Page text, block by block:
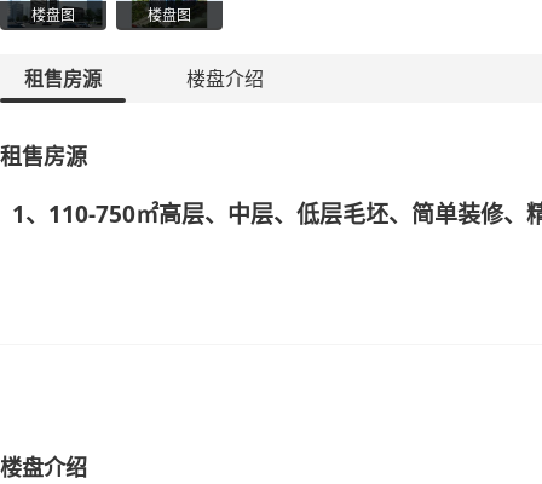
楼盘图 楼盘图
租售房源 楼盘介绍
租售房源
1、110-750㎡高层、中层、低层毛坯、简单装修、
楼盘介绍